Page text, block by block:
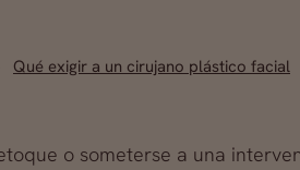
Qué exigir a un cirujano plástico facial
o someterse a una